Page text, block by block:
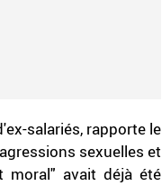
salariés, rapporte le
sexuelles et
moral" avait déjà été